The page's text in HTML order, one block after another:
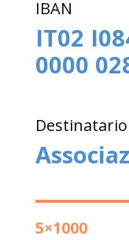
IBAN
IT02
0000
Destinatario
5×1000